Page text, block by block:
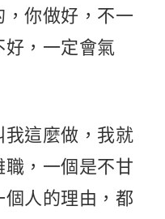
，你做好，不一
，一定會氣
我這麼做，我就
，一個是不甘
人的理由，都